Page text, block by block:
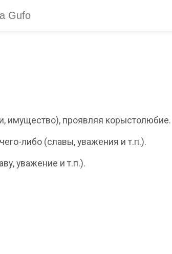
имущество), проявляя корыстолюбие.
либо (славы, уважения и т.п.).
уважение и т.п.).